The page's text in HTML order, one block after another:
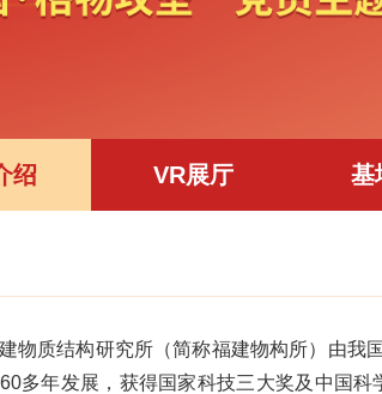
绍 VR展厅 基
物质结构研究所（简称福建物构所）由我
多年发展，获得国家科技三大奖及中国